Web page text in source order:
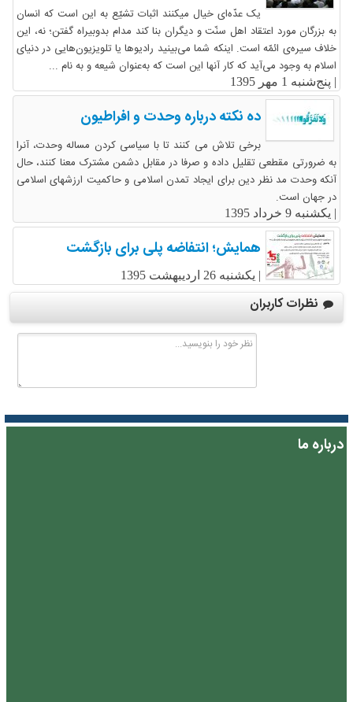
یک عدّه‌ای خیال میکنند اثبات تشیّع به این است که انسان
به بزرگان مورد اعتقاد اهل سنّت و دیگران بنا کند مدام بدوبیراه گفتن؛ نه، این
خلاف سیره‌ی ائمّه است. اینکه شما می‌بینید رادیوها یا تلویزیون‌هایی در دنیای
اسلام به وجود می‌آید که کار آنها این است که به‌عنوان شیعه و به نام ...
| پنج‌شنبه 1 مهر 1395
ده نکته درباره وحدت و افراطیون
برخی تلاش می کنند تا با سیاسی کردن مساله وحدت، آنرا
به ضرورتی مقطعی تقلیل داده و صرفا در مقابل دشمن مشترک معنا کنند، حال
آنکه وحدت مد نظر دین برای ایجاد تمدن اسلامی و حاکمیت ارزشهای اسلامی
در جهان است.
| یکشنبه 9 خرداد 1395
همایش؛ انتفاضه پلی برای بازگشت
| یکشنبه 26 اردیبهشت 1395
نظرات کاربران
درباره ما